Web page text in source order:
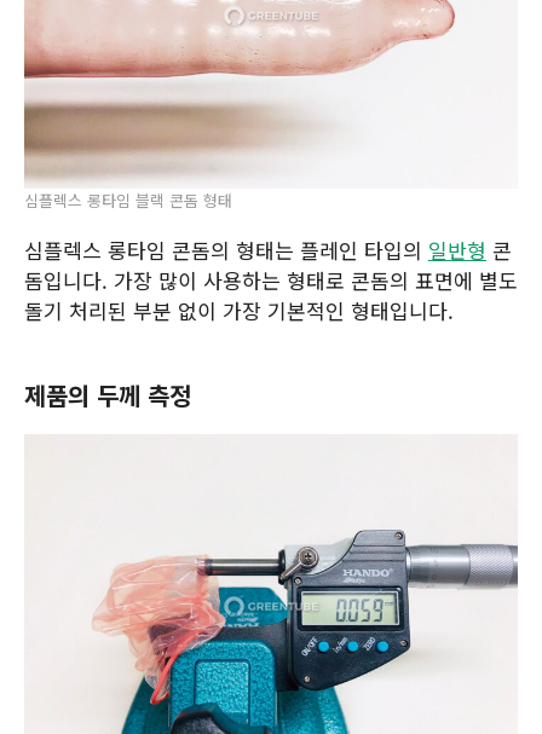
심플렉스 롱타임 블랙 콘돔 형태
심플렉스 롱타임 콘돔의 형태는 플레인 타입의 일반형 콘
돔입니다. 가장 많이 사용하는 형태로 콘돔의 표면에 별도
돌기 처리된 부분 없이 가장 기본적인 형태입니다.
제품의 두께 측정